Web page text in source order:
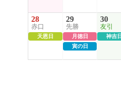
28
赤口
天恩日
29
先勝
月徳日
寅の日
30
友引
神吉日